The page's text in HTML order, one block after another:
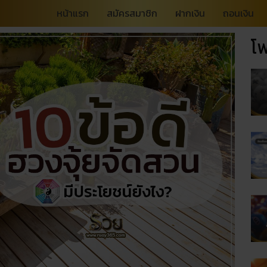
หน้าแรก สมัครสมาชิก ฝากเงิน ถอนเงิน
โ